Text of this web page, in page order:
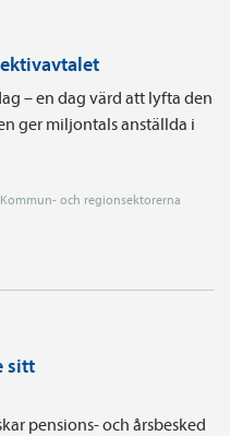
– en dag värd att lyfta den
ger miljontals anställda i
Kommun- och regionsektorerna
sitt
pensions- och årsbesked